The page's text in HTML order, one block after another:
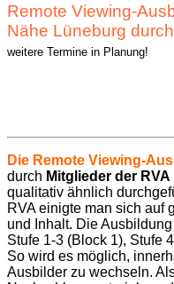
Remote Viewing-
Nähe Lüneburg
weitere Termine in Planung!
Die Remote Viewing-
durch Mitglieder der RVA
qualitativ ähnlich
RVA einigte man sich auf
und Inhalt. Die
Stufe 1-3 (Block 1), Stufe
So wird es möglich,
Ausbilder zu wechseln.